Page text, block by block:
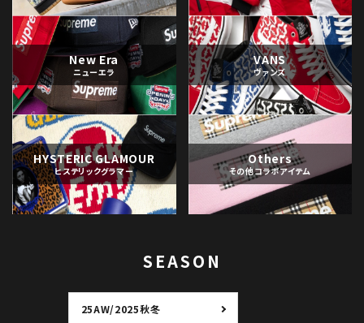
New Era
ニューエラ
VANS
ヴァンズ
HYSTERIC GLAMOUR
ヒステリックグラマー
Others
その他コラボアイテム
SEASON
25AW/2025秋冬